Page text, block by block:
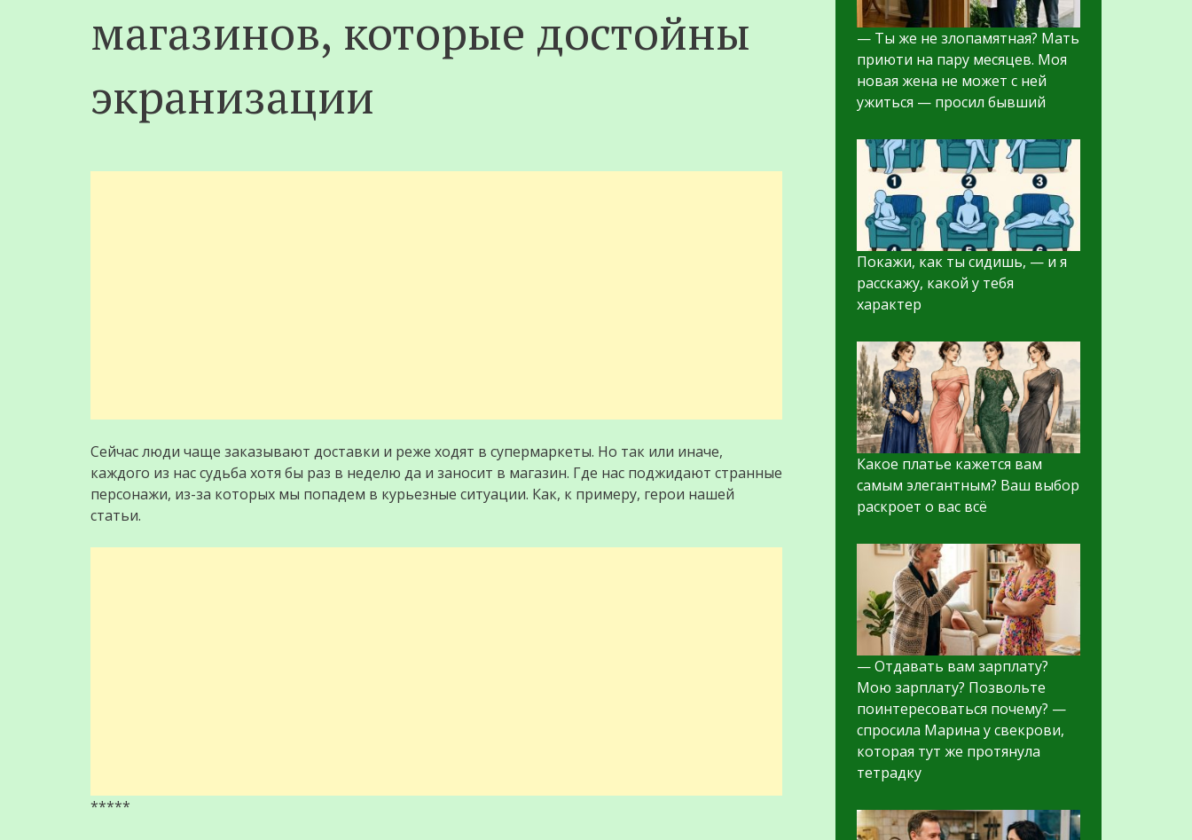
магазинов, которые достойны
экранизации
Сейчас люди чаще заказывают доставки и реже ходят в супермаркеты. Но так или иначе,
каждого из нас судьба хотя бы раз в неделю да и заносит в магазин. Где нас поджидают странные
персонажи, из-за которых мы попадем в курьезные ситуации. Как, к примеру, герои нашей
статьи.
*****
— Ты же не злопамятная? Мать
приюти на пару месяцев. Моя
новая жена не может с ней
ужиться — просил бывший
Покажи, как ты сидишь, — и я
расскажу, какой у тебя
характер
Какое платье кажется вам
самым элегантным? Ваш выбор
раскроет о вас всё
— Отдавать вам зарплату?
Мою зарплату? Позвольте
поинтересоваться почему? —
спросила Марина у свекрови,
которая тут же протянула
тетрадку